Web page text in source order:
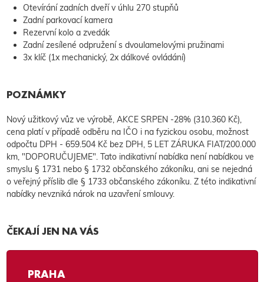
Otevírání zadních dveří v úhlu 270 stupňů
Zadní parkovací kamera
Rezervní kolo a zvedák
Zadní zesílené odpružení s dvoulamelovými pružinami
3x klíč (1x mechanický, 2x dálkové ovládání)
POZNÁMKY
Nový užitkový vůz ve výrobě, AKCE SRPEN -28% (310.360 Kč),
cena platí v případě odběru na IČO i na fyzickou osobu, možnost
odpočtu DPH - 659.504 Kč bez DPH, 5 LET ZÁRUKA FIAT/200.000
km, "DOPORUČUJEME". Tato indikativní nabídka není nabídkou ve
smyslu § 1731 nebo § 1732 občanského zákoníku, ani se nejedná
o veřejný příslib dle § 1733 občanského zákoníku. Z této indikativní
nabídky nevzniká nárok na uzavření smlouvy.
ČEKAJÍ JEN NA VÁS
PRAHA